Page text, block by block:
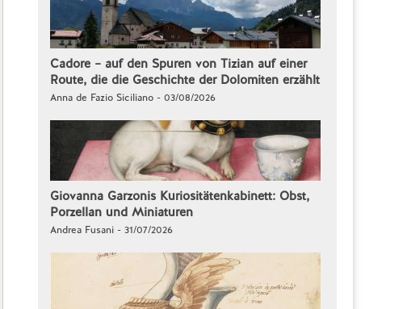
Cadore – auf den Spuren von Tizian auf einer
Route, die die Geschichte der Dolomiten erzählt
Anna de Fazio Siciliano - 03/08/2026
Giovanna Garzonis Kuriositätenkabinett: Obst,
Porzellan und Miniaturen
Andrea Fusani - 31/07/2026